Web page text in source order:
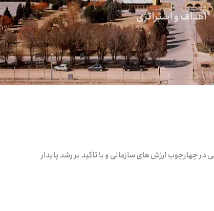
اهداف و استراتژی
چهارچوب ارزش های سازمانی و با تاکید بر رشد پایدار